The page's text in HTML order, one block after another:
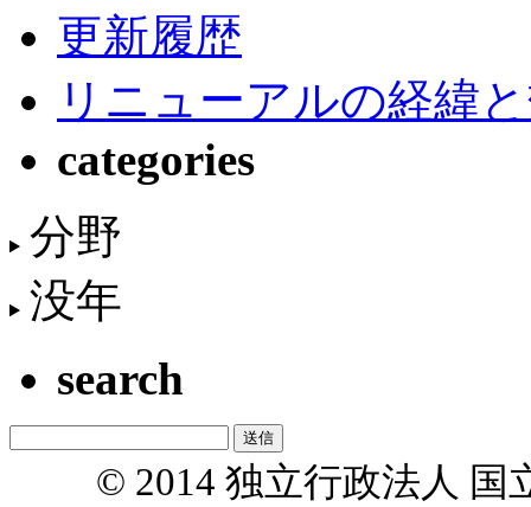
更新履歴
リニューアルの経緯
categories
分野
没年
search
© 2014 独立行政法人 国